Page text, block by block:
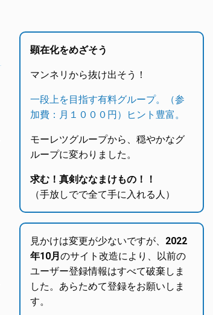
顕在化をめざそう
マンネリから抜け出そう！
一段上を目指す有料グループ。（参
加費：月１０００円）ヒント豊富。
モーレツグループから、穏やかなグ
ループに変わりました。
求む！真剣ななまけもの！！
（手放しでで全て手に入れる人）
見かけは変更が少ないですが、 2022
年10月 のサイト改造により、以前の
ユーザー登録情報はすべて破棄しま
した。あらためて登録をお願いしま
す。